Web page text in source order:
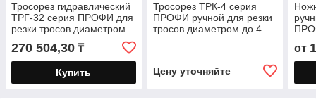
Тросорез гидравлический
ТРГ-32 серия ПРОФИ для
резки тросов диаметром
270 504,30 ₸
Купить
Тросорез ТРК-4 серия
ПРОФИ ручной для резки
тросов диаметром до 4
Цену уточняйте
от